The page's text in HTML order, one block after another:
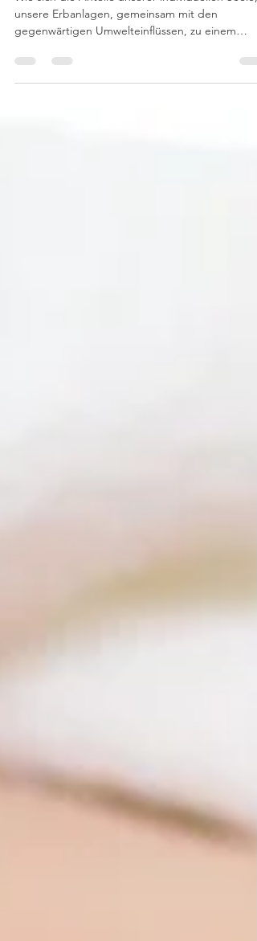
16. Mai 2022
8 Min. Lesezeit
Das Ich-Bin
Wie sich die Anteile unserer individuellen Seele,
unsere Erbanlagen, gemeinsam mit den